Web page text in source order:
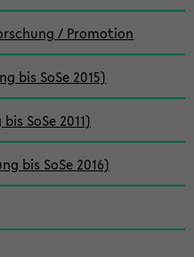
/ Promotion
bis SoSe 2015)
SoSe 2011)
bis SoSe 2016)